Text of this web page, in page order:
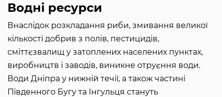
Водні ресурси
Внаслідок розкладання риби, змивання великої
кількості добрив з полів, пестицидів,
сміттєзвалищ у затоплених населених пунктах,
виробництв і заводів, виникне отруєння води.
Води Дніпра у нижній течії, а також частині
Південного Бугу та Інгульця стануть